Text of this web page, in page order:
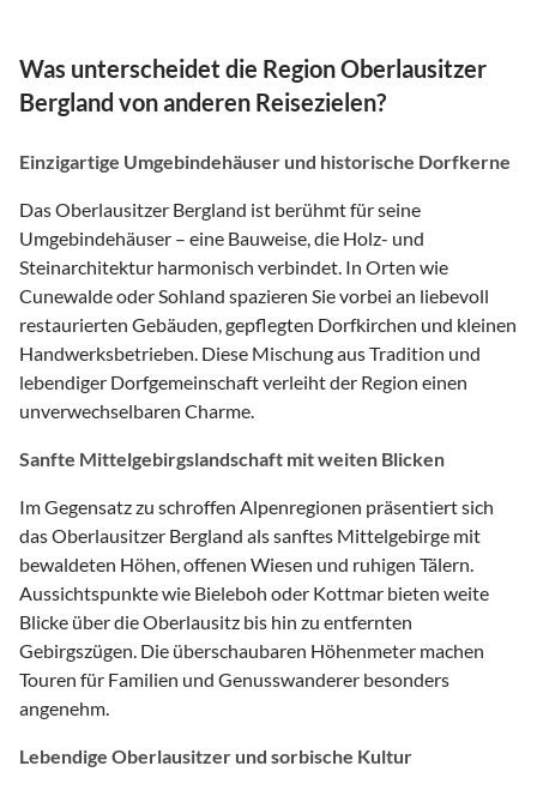
Was unterscheidet die Region Oberlausitzer
Bergland von anderen Reisezielen?
Einzigartige Umgebindehäuser und historische Dorfkerne
Das Oberlausitzer Bergland ist berühmt für seine
Umgebindehäuser – eine Bauweise, die Holz- und
Steinarchitektur harmonisch verbindet. In Orten wie
Cunewalde oder Sohland spazieren Sie vorbei an liebevoll
restaurierten Gebäuden, gepflegten Dorfkirchen und kleinen
Handwerksbetrieben. Diese Mischung aus Tradition und
lebendiger Dorfgemeinschaft verleiht der Region einen
unverwechselbaren Charme.
Sanfte Mittelgebirgslandschaft mit weiten Blicken
Im Gegensatz zu schroffen Alpenregionen präsentiert sich
das Oberlausitzer Bergland als sanftes Mittelgebirge mit
bewaldeten Höhen, offenen Wiesen und ruhigen Tälern.
Aussichtspunkte wie Bieleboh oder Kottmar bieten weite
Blicke über die Oberlausitz bis hin zu entfernten
Gebirgszügen. Die überschaubaren Höhenmeter machen
Touren für Familien und Genusswanderer besonders
angenehm.
Lebendige Oberlausitzer und sorbische Kultur